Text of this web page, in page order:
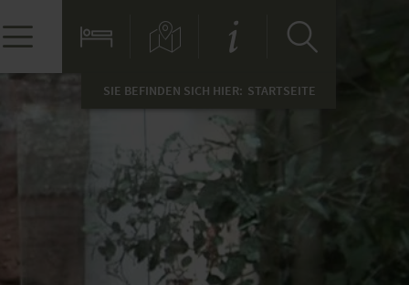
SIE BEFINDEN SICH HIER: STARTSEITE